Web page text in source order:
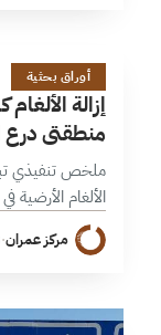
إ
27 دقائق
أوراق بحثية
إزالة
منطقتي درع
ملخص تنفيذي
الألغام
التي توجه لها
التحدياتمركز عمران·